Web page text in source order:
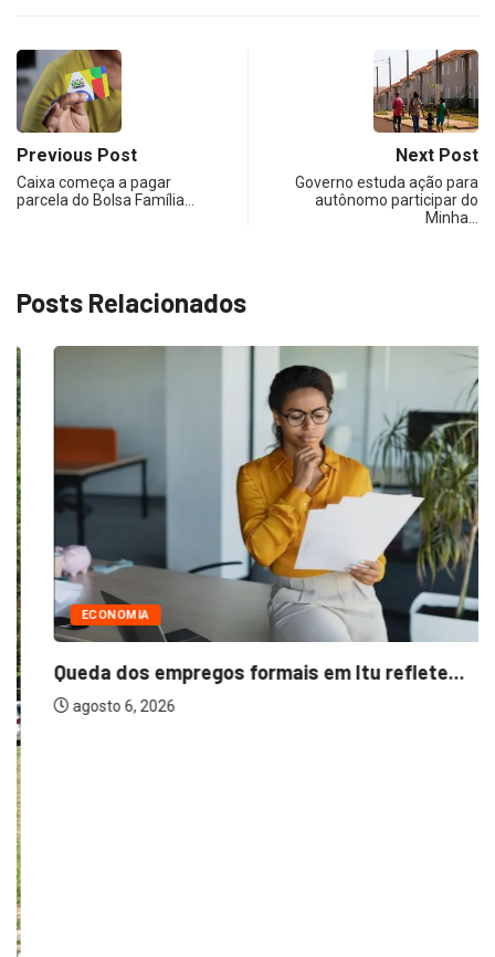
Previous Post
Caixa começa a pagar
parcela do Bolsa Família…
Next Post
Governo estuda ação para
autônomo participar do
Minha…
Posts Relacionados
ECONOMIA
Queda dos empregos formais em Itu reflete...
agosto 6, 2026